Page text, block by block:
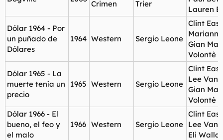
Crimen
Trier
Lauren
Dólar 1964 - Por
un puñado de
Dólares
1964 Western Sergio Leone
Clint
Gian
Volontè
Dólar 1965 - La
muerte tenía un
precio
1965 Western Sergio Leone
Clint
Lee Van
Gian
Volontè
Dólar 1966 - El
bueno, el feo y
el malo
1966 Western Sergio Leone
Clint
Lee Van
Eli